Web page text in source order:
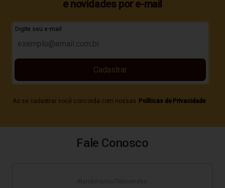
e novidades por e-mail
Digite seu e-mail
Ao se cadastrar você concorda com nossas Políticas de Privacidade
Cadastrar
Fale Conosco